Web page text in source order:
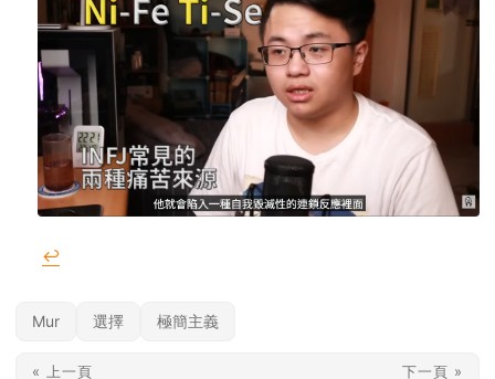
↩︎
Mur 選擇 極簡主義
« 上一頁 下一頁 »